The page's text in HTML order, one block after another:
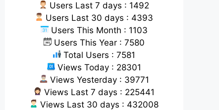
Users Last 7 days : 1492
Users Last 30 days : 4393
Users This Month : 1103
Users This Year : 7580
Total Users : 7581
Views Today : 28301
Views Yesterday : 39771
Views Last 7 days : 225441
Views Last 30 days : 432008